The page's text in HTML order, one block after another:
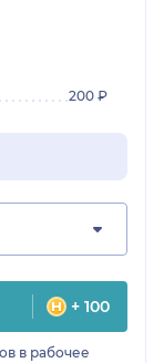
200 ₽
+ 100
в рабочее